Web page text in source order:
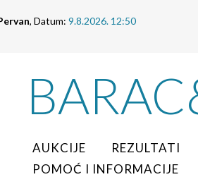
, Datum: 9.8.2026. 12:50
AUKCIJE
REZULTATI
POMOĆ I INFORMACIJE